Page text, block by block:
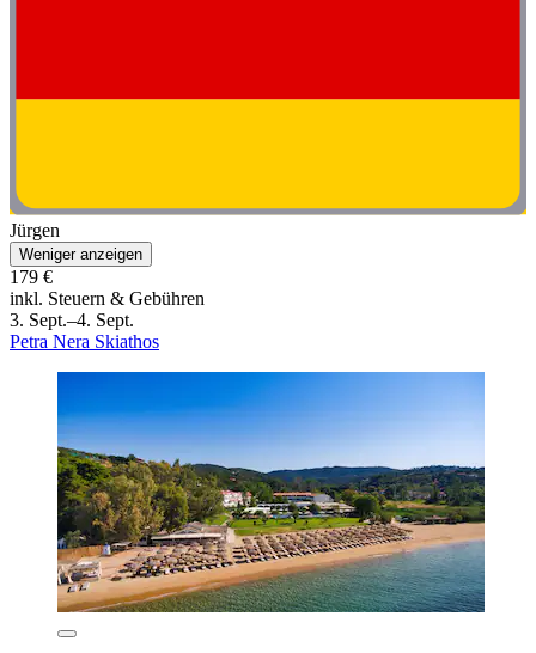
Jürgen
Weniger anzeigen
179 €
inkl. Steuern & Gebühren
3. Sept.–4. Sept.
Petra Nera Skiathos